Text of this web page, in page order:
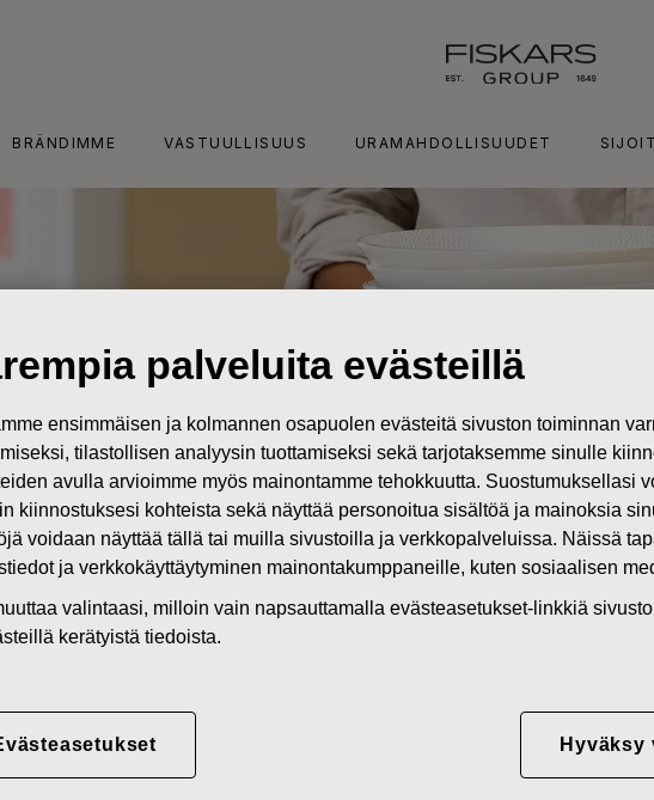
BRÄNDIMME VASTUULLISUUS URAMAHDOLLISUUDET
palveluita evästeillä
ensimmäisen ja kolmannen osapuolen evästeitä sivuston toiminnan
tilastollisen analyysin tuottamiseksi sekä tarjotaksemme sinulle
avulla arvioimme myös mainontamme tehokkuutta. Suostumuksellasi
kiinnostuksesi kohteista sekä näyttää personoitua sisältöä ja mainoksia
voidaan näyttää tällä tai muilla sivustoilla ja verkkopalveluissa. Näissä
ja verkkokäyttäytyminen mainontakumppaneille, kuten sosiaalisen
valintaasi, milloin vain napsauttamalla evästeasetukset-linkkiä
kerätyistä tiedoista.
Hyväksy